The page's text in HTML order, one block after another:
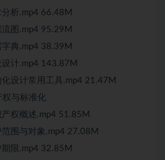
析.mp4 66.48M
图.mp4 95.29M
典.mp4 38.39M
计.mp4 143.87M
设计常用工具.mp4 21.47M
与标准化
权概述.mp4 51.85M
围与对象.mp4 27.08M
限.mp4 32.85M